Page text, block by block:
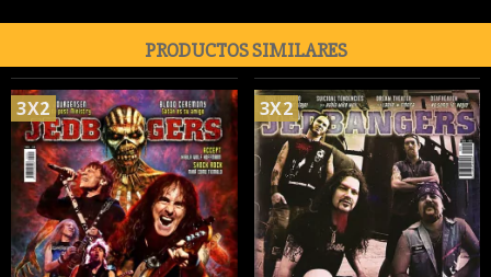
PRODUCTOS SIMILARES
3X2 3X2